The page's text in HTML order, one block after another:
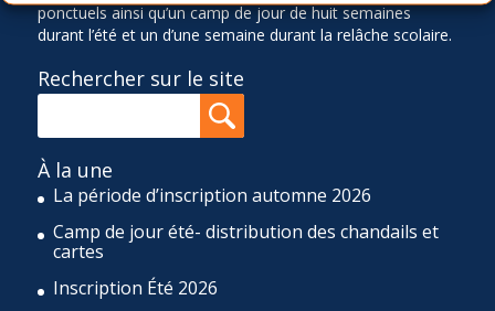
ponctuels ainsi qu’un camp de jour de huit semaines
durant l’été et un d’une semaine durant la relâche scolaire.
Rechercher sur le site
À la une
La période d’inscription automne 2026
Camp de jour été- distribution des chandails et
cartes
Inscription Été 2026